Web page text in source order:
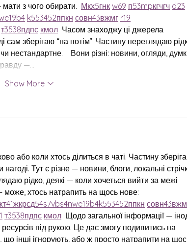
з чого обирати. Мкх5гнк w69 п53mpкгчгч d23
e19b4 k553452ппкн совн43вжмг r19
т3538пдпс кмол
  Часом знаходжу ці джерела
сам зберігаю “на потім”. Частину переглядаю
нестандартне.    Вони різні: новини, огляди,
—…
Show More
або коли хтось ділиться в чаті. Частину
Тут є різне — новини, блоги, локальні
рідко, деякі — коли хочеться вийти за межі
хтось натрапить на щось нове:
41жкрсд54s7vbs4nwe19b4k553452ппкн совн43вж
т3538пдпс кмол
Щодо загальної інформації —
під рукою. Це дає змогу подивитись на
що інші ігнорують, або ж просто натрапити на